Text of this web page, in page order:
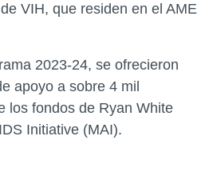
VIH, que residen en el AME
2023-24, se ofrecieron
apoyo a sobre 4 mil
los fondos de Ryan White
Initiative (MAI).